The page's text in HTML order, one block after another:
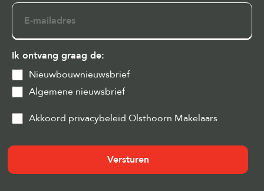
E-
mailadres
Ik ontvang graag de:
Nieuwbouwnieuwsbrief
Algemene nieuwsbrief
Privacy
Cookies
Akkoord privacybeleid Olsthoorn Makelaars